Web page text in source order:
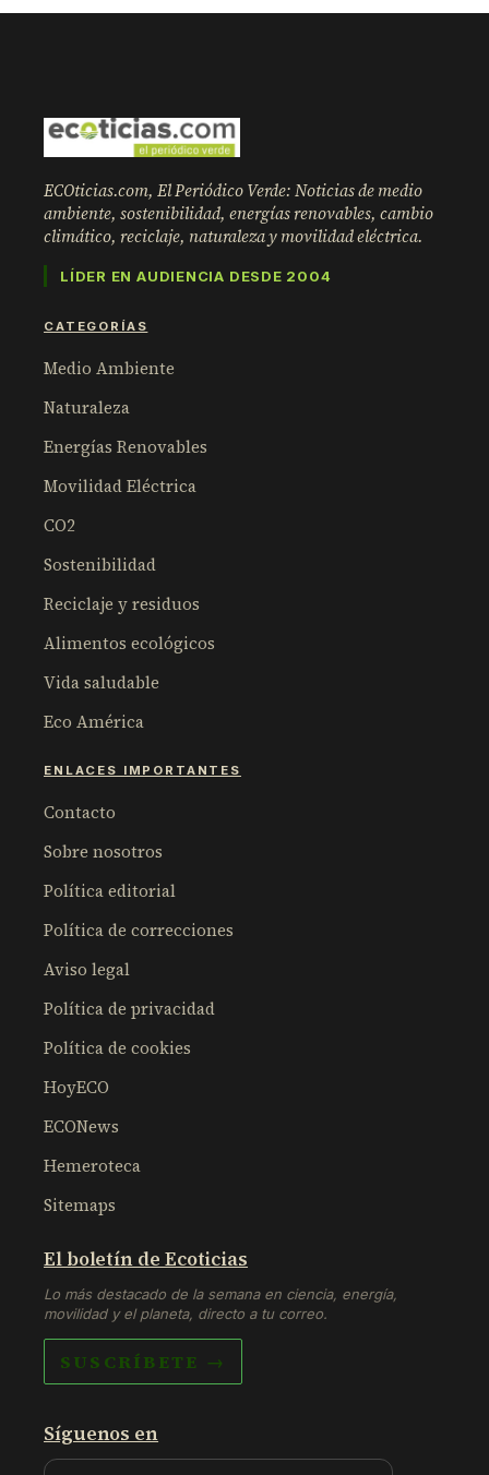
ECOticias.com, El Periódico Verde: Noticias de medio
ambiente, sostenibilidad, energías renovables, cambio
climático, reciclaje, naturaleza y movilidad eléctrica.
LÍDER EN AUDIENCIA DESDE 2004
CATEGORÍAS
Medio Ambiente
Naturaleza
Energías Renovables
Movilidad Eléctrica
CO2
Sostenibilidad
Reciclaje y residuos
Alimentos ecológicos
Vida saludable
Eco América
ENLACES IMPORTANTES
Contacto
Sobre nosotros
Política editorial
Política de correcciones
Aviso legal
Política de privacidad
Política de cookies
HoyECO
ECONews
Hemeroteca
Sitemaps
El boletín de Ecoticias
Lo más destacado de la semana en ciencia, energía,
movilidad y el planeta, directo a tu correo.
SUSCRÍBETE →
Síguenos en